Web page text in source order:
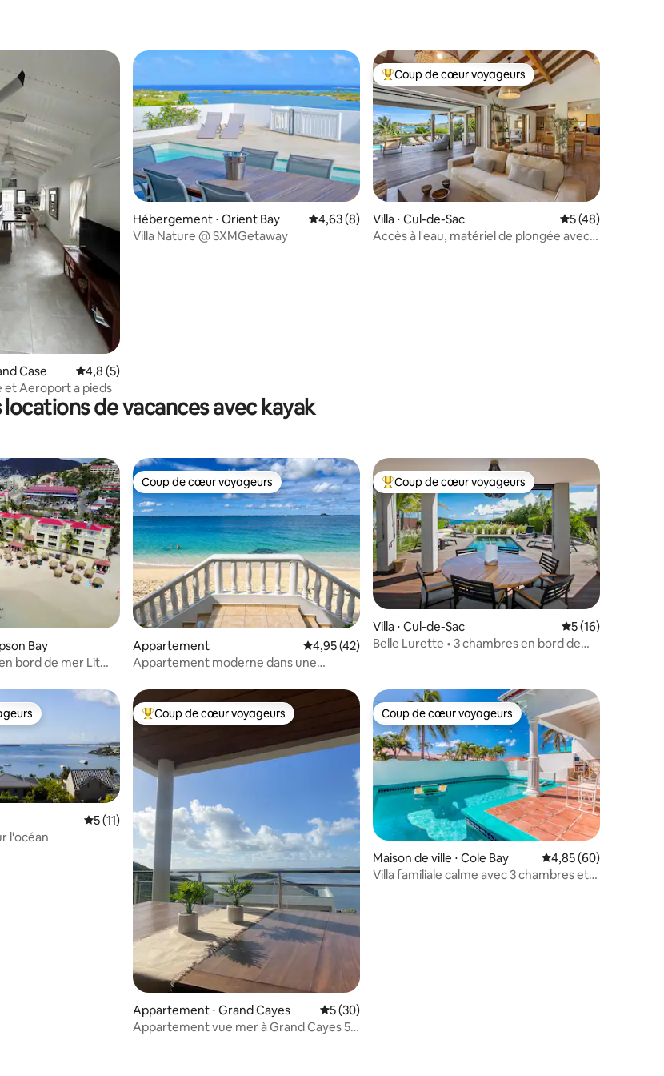
de 6 commentaires : 5 sur 5
Case Évaluation moyenne sur la base de 5 commentaires : 4,8 sur 5
4,8 (5)
Aeroport a pieds
Hébergement ⋅ Orient Bay Évaluation moyenne sur la base de 8 commentaires : 4,63 sur 5
4,63 (8)
Villa Nature @ SXMGetaway
Coups de cœur voyageurs les plus appréciés
Coup de cœur voyageurs
Villa ⋅ Cul-de-Sac Évaluation
5 (48)
Accès à l'eau, matériel de plongée avec
de vacances avec kayak
de 36 commentaires : 5 sur 5
Bay
bord de mer Lit
Coup de cœur voyageurs
Coup de cœur voyageurs
Appartement Évaluation moyenne sur la base de 42 commentaires : 4,95 sur 5
4,95 (42)
Appartement moderne dans une
colline
Coups de cœur voyageurs les plus appréciés
Coup de cœur voyageurs
Villa ⋅ Cul-de-Sac Évaluation
5 (16)
Belle Lurette • 3 chambres en bord de
25 commentaires : 4,96 sur 5
Évaluation moyenne sur la base de 11 commentaires : 5 sur 5
5 (11)
l'océan
Coups de cœur voyageurs les plus appréciés
Coup de cœur voyageurs
Appartement ⋅ Grand Cayes Évaluation moyenne sur la base de 30 commentaires : 5 sur 5
5 (30)
Appartement vue mer à Grand Cayes 5
Coup de cœur voyageurs
Coup de cœur voyageurs
Maison de ville ⋅ Cole Bay Évaluation moyenne
4,85 (60)
Villa familiale calme avec 3 chambres et